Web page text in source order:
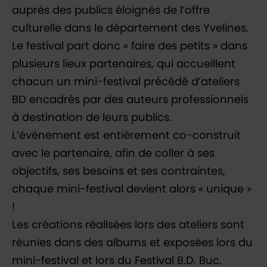
auprès des publics éloignés de l’offre
culturelle dans le département des Yvelines.
Le festival part donc « faire des petits » dans
plusieurs lieux partenaires, qui accueillent
chacun un mini-festival précédé d’ateliers
BD encadrés par des auteurs professionnels
à destination de leurs publics.
L’événement est entièrement co-construit
avec le partenaire, afin de coller à ses
objectifs, ses besoins et ses contraintes,
chaque mini-festival devient alors « unique »
!
Les créations réalisées lors des ateliers sont
réunies dans des albums et exposées lors du
mini-festival et lors du Festival B.D. Buc.